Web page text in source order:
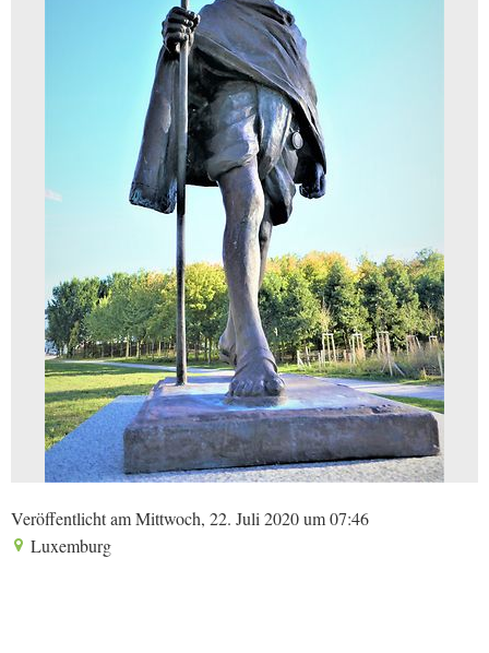
Veröffentlicht am Mittwoch, 22. Juli 2020 um 07:46
Luxemburg